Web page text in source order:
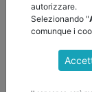
CORTE DEI
autorizzare.
Selezionando "
comunque i